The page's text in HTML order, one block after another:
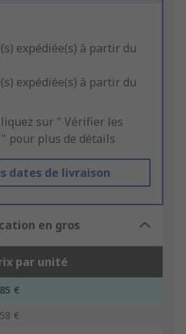
expédiée(s) à partir du
expédiée(s) à partir du
sur " Vérifier les
pour plus de détails
dates de livraison
en gros
par unité
€
€